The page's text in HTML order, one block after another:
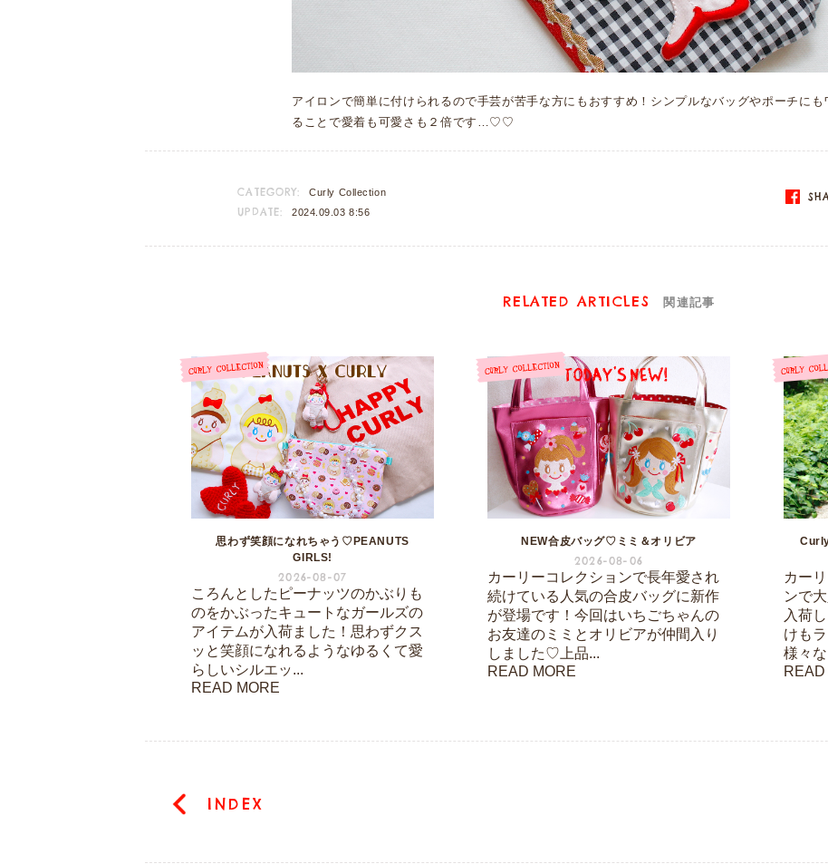
アイロンで簡単に付けられるので手芸が苦手な方にもおすすめ！シンプルなバッグやポーチにも
ることで愛着も可愛さも２倍です…♡♡
CATEGORY: Curly Collection
UPDATE: 2024.09.03 8:56
RELATED ARTICLES 関連記事
思わず笑顔になれちゃう♡PEANUTS
GIRLS!
2026-08-07
ころんとしたピーナッツのかぶりも
のをかぶったキュートなガールズの
アイテムが入荷ました！思わずクス
ッと笑顔になれるようなゆるくて愛
らしいシルエッ...
READ MORE
NEW合皮バッグ♡ミミ＆オリビア
2026-08-06
カーリーコレクションで長年愛され
続けている人気の合皮バッグに新作
が登場です！今回はいちごちゃんの
お友達のミミとオリビアが仲間入り
しました♡上品...
READ MORE
カー
ンで
入荷
けも
様々
INDEX